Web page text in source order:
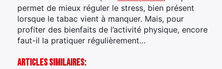
permet de mieux réguler le stress, bien présent
lorsque le tabac vient à manquer. Mais, pour
profiter des bienfaits de l’activité physique, encore
faut-il la pratiquer régulièrement…
Articles Similaires: